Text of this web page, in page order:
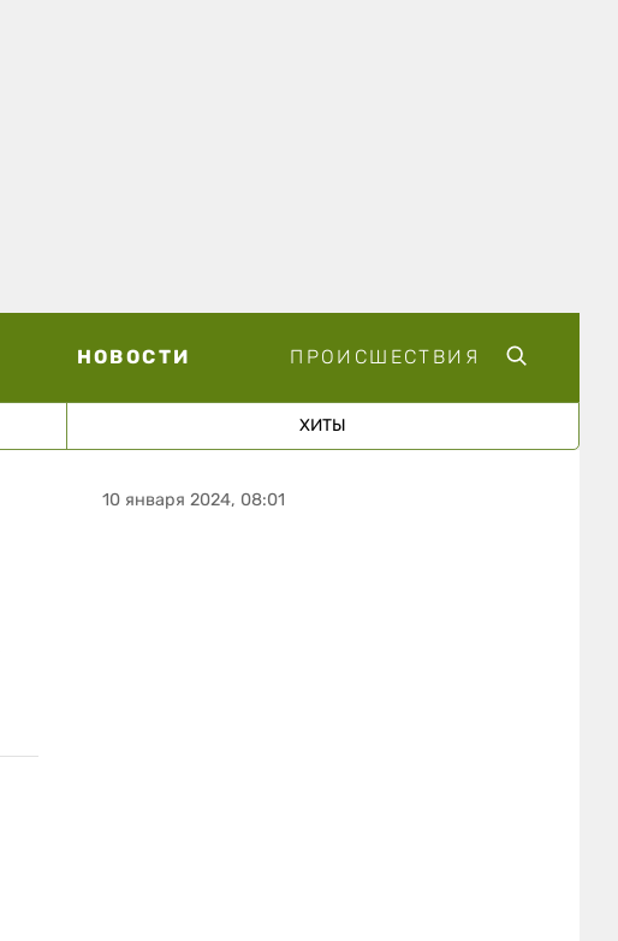
НОВОСТИ ПРОИСШЕСТВИЯ
ХИТЫ
10 января 2024, 08:01